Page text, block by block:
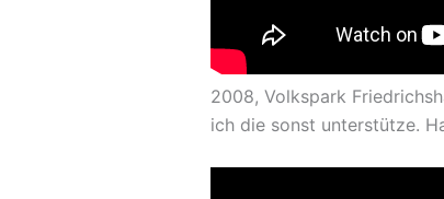
2008, Volkspark
ich die sonst unterstütze.